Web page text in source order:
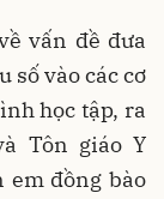
vấn đề đưa
số vào các cơ
học tập, ra
Tôn giáo Y
em đồng bào